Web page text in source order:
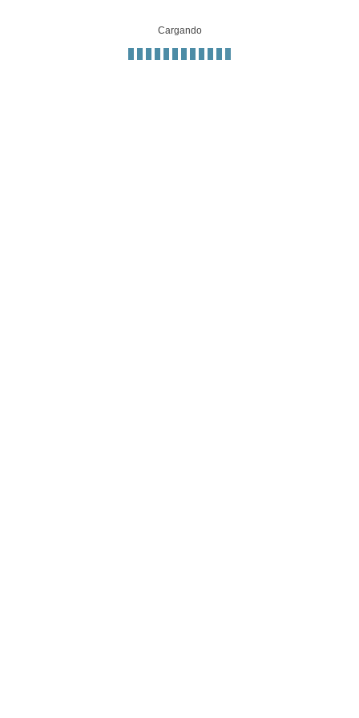
Cargando